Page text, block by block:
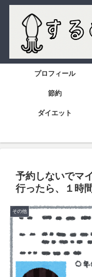
プロフィール
節約
ダイエット
予約しないでマ
行ったら、１時
その他